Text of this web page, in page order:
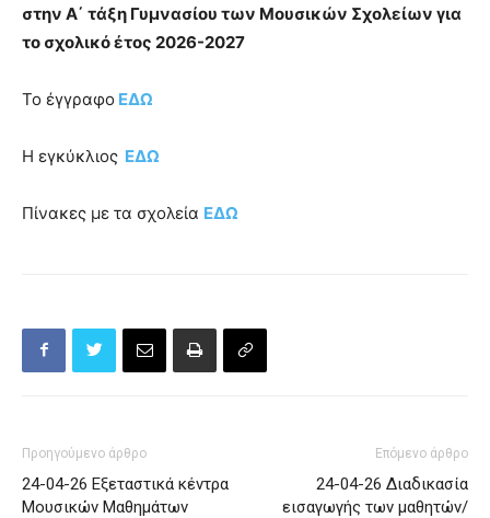
στην Α΄ τάξη Γυμνασίου των Μουσικών Σχολείων για
το σχολικό έτος 2026-2027
Το έγγραφο ΕΔΩ
Η εγκύκλιος ΕΔΩ
Πίνακες με τα σχολεία ΕΔΩ
Προηγούμενο άρθρο
24-04-26 Εξεταστικά κέντρα
Μουσικών Μαθημάτων
Επόμενο άρθρο
24-04-26 Διαδικασία
εισαγωγής των μαθητών/